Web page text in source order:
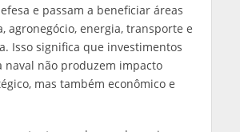
e passam a beneficiar áreas
agronegócio, energia, transporte e
Isso significa que investimentos
naval não produzem impacto
mas também econômico e